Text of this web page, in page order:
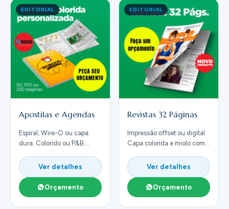
EDITORIAL
Apostilas e Agendas
Espiral, Wire-O ou capa
dura. Colorido ou P&B.
15×21. Ver detalhes
Orçamento
EDITORIAL
Revistas 32 Páginas
Impressão offset ou digital.
Capa colorida e miolo com
Ver detalhes
Orçamento